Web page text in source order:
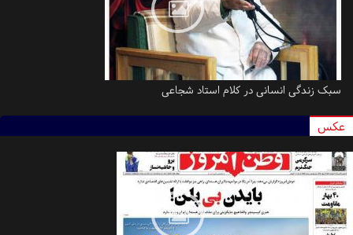
سبک زندگی انسانی در کلام استاد شجاعی